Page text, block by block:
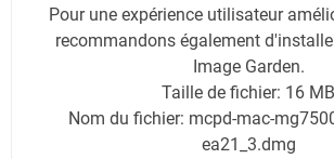
Pour une expérience utilisateur
recommandons également
Image Garden.
Taille de fichier: 16 MB
Nom du fichier: mcpd-mac-
ea21_3.dmg